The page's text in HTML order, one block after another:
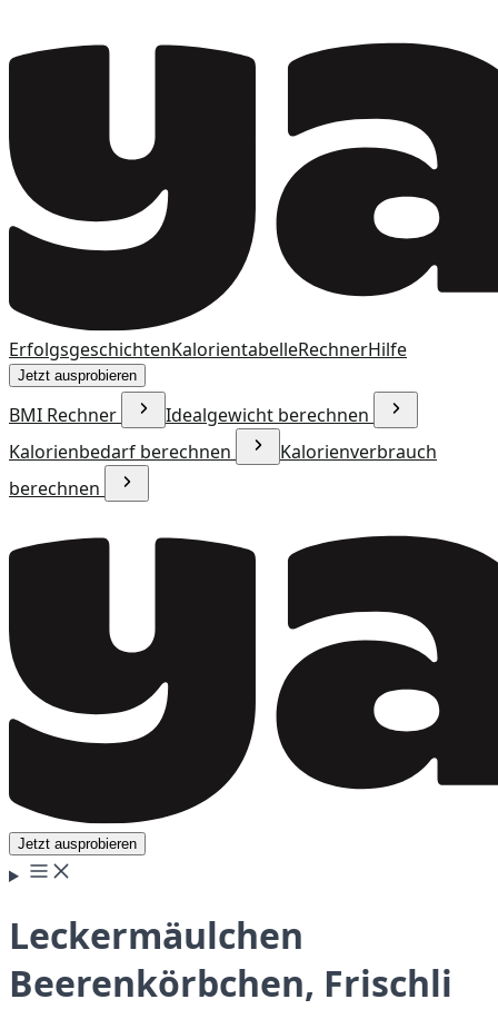
ErfolgsgeschichtenKalorientabelleRechnerHilfe
Jetzt ausprobieren
BMI Rechner
Idealgewicht berechnen
Kalorienbedarf berechnen
Kalorienverbrauch
berechnen
Jetzt ausprobieren
Leckermäulchen
Beerenkörbchen, Frischli